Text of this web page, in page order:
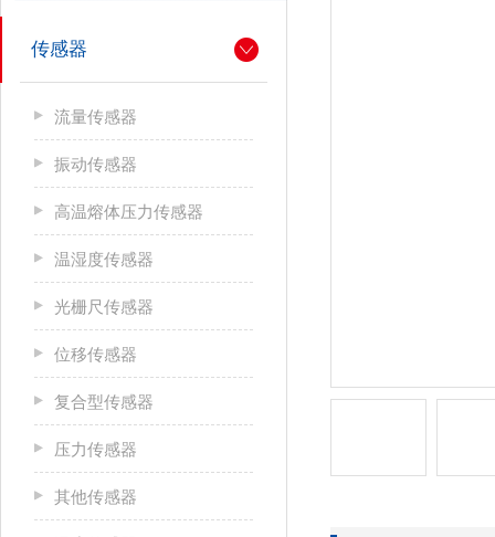
传感器
流量传感器
振动传感器
高温熔体压力传感器
温湿度传感器
光栅尺传感器
位移传感器
复合型传感器
压力传感器
其他传感器